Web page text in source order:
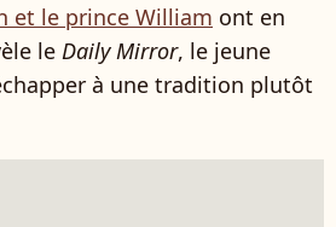
et le prince William ont en
le Daily Mirror, le jeune
à une tradition plutôt